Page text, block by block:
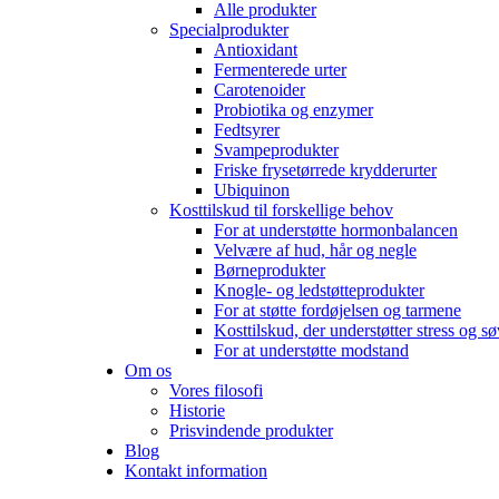
Alle produkter
Specialprodukter
Antioxidant
Fermenterede urter
Carotenoider
Probiotika og enzymer
Fedtsyrer
Svampeprodukter
Friske frysetørrede krydderurter
Ubiquinon
Kosttilskud til forskellige behov
For at understøtte hormonbalancen
Velvære af hud, hår og negle
Børneprodukter
Knogle- og ledstøtteprodukter
For at støtte fordøjelsen og tarmene
Kosttilskud, der understøtter stress og
For at understøtte modstand
Om os
Vores filosofi
Historie
Prisvindende produkter
Blog
Kontakt information